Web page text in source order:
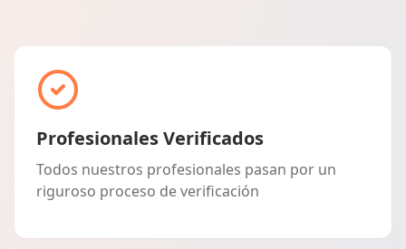
Profesionales Verificados
Todos nuestros profesionales pasan por un
riguroso proceso de verificación